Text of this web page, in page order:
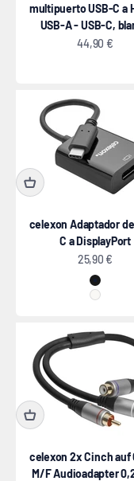
multipuerto USB-C a
USB-A - USB-C,
Precio de
44,90 €
celexon Adaptador
C a DisplayPort
Precio de
25,90 €
negro
blanco
celexon 2x Cinch auf
M/F Audioadapter